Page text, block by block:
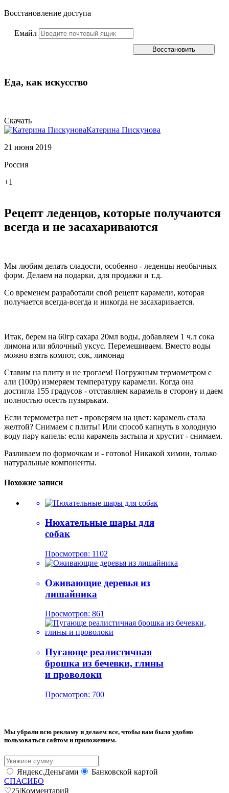
Восстановление доступа
Емайл
Еда, как искусство
Скачать
Катерина Пискунова
21 июня 2019
Россия
+1
Рецепт леденцов, которые получаются
всегда и не засахариваются
Мы любим делать сладости, особенно - леденцы необычных
форм. Делаем на подарки, для продажи и т.д.
Со временем разработали свой рецепт карамели, которая
получается всегда-всегда и никогда не засахаривается.
Итак, берем на 60гр сахара 20мл воды, добавляем 1 ч.л сока
лимона или яблочный уксус. Перемешиваем. Вместо воды
можно взять компот, сок, лимонад
Ставим на плиту и не трогаем! Погружным термометром с
али (100р) измеряем температуру карамели. Когда она
достигла 155 градусов - отставляем карамель в сторону и даем
полностью осесть пузырькам.
Если термометра нет - проверяем на цвет: карамель стала
желтой? Снимаем с плиты! Или способ капнуть в холодную
воду пару капель: если карамель застыла и хрустит - снимаем.
Разливаем по формочкам и - готово! Никакой химии, только
натуральные компоненты.
Похожие записи
Нюхательные шары для
собак
Просмотров: 1102
Оживающие деревья из
лишайника
Просмотров: 861
Пугающе реалистичная
брошка из бечевки, глины
и проволоки
Просмотров: 700
Мы убрали всю рекламу и делаем все, чтобы вам было удобно
пользоваться сайтом и приложением.
Яндекс.Деньгами
Банковской картой
СПАСИБО
♡25|Комментарий